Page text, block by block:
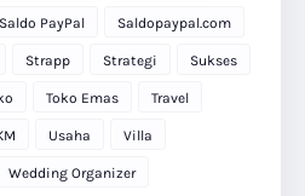
Saldo PayPal Saldopaypal.com
Strapp Strategi Sukses
Toko Emas Travel
Usaha Villa
Wedding Organizer